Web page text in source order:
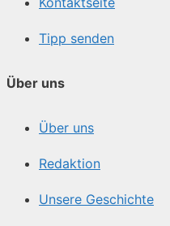
Tipp senden
Über uns
Über uns
Redaktion
Unsere Geschichte